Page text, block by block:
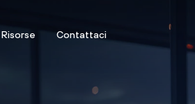
Risorse Contattaci